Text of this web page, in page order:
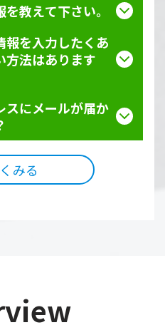
教えて下さい。
報を入力したくあ
方法はあります
スにメールが届か
みる